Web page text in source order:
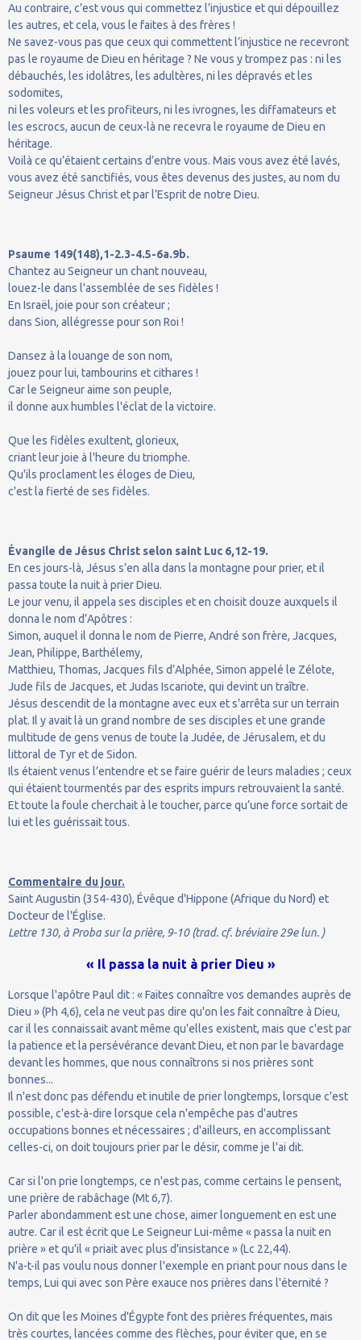
Au contraire, c’est vous qui commettez l’injustice et qui dépouillez
les autres, et cela, vous le faites à des frères !
Ne savez-vous pas que ceux qui commettent l’injustice ne recevront
pas le royaume de Dieu en héritage ? Ne vous y trompez pas : ni les
débauchés, les idolâtres, les adultères, ni les dépravés et les
sodomites,
ni les voleurs et les profiteurs, ni les ivrognes, les diffamateurs et
les escrocs, aucun de ceux-là ne recevra le royaume de Dieu en
héritage.
Voilà ce qu’étaient certains d’entre vous. Mais vous avez été lavés,
vous avez été sanctifiés, vous êtes devenus des justes, au nom du
Seigneur Jésus Christ et par l’Esprit de notre Dieu.
Psaume 149(148),1-2.3-4.5-6a.9b.
Chantez au Seigneur un chant nouveau,
louez-le dans l'assemblée de ses fidèles !
En Israël, joie pour son créateur ;
dans Sion, allégresse pour son Roi !
Dansez à la louange de son nom,
jouez pour lui, tambourins et cithares !
Car le Seigneur aime son peuple,
il donne aux humbles l'éclat de la victoire.
Que les fidèles exultent, glorieux,
criant leur joie à l'heure du triomphe.
Qu'ils proclament les éloges de Dieu,
c'est la fierté de ses fidèles.
Évangile de Jésus Christ selon saint Luc 6,12-19.
En ces jours-là, Jésus s’en alla dans la montagne pour prier, et il
passa toute la nuit à prier Dieu.
Le jour venu, il appela ses disciples et en choisit douze auxquels il
donna le nom d’Apôtres :
Simon, auquel il donna le nom de Pierre, André son frère, Jacques,
Jean, Philippe, Barthélemy,
Matthieu, Thomas, Jacques fils d’Alphée, Simon appelé le Zélote,
Jude fils de Jacques, et Judas Iscariote, qui devint un traître.
Jésus descendit de la montagne avec eux et s’arrêta sur un terrain
plat. Il y avait là un grand nombre de ses disciples et une grande
multitude de gens venus de toute la Judée, de Jérusalem, et du
littoral de Tyr et de Sidon.
Ils étaient venus l’entendre et se faire guérir de leurs maladies ; ceux
qui étaient tourmentés par des esprits impurs retrouvaient la santé.
Et toute la foule cherchait à le toucher, parce qu’une force sortait de
lui et les guérissait tous.
Commentaire du jour.
Saint Augustin (354-430), Évêque d'Hippone (Afrique du Nord) et
Docteur de l'Église.
Lettre 130, à Proba sur la prière, 9-10 (trad. cf. bréviaire 29e lun. )
« Il passa la nuit à prier Dieu »
Lorsque l'apôtre Paul dit : « Faites connaître vos demandes auprès de
Dieu » (Ph 4,6), cela ne veut pas dire qu'on les fait connaître à Dieu,
car il les connaissait avant même qu'elles existent, mais que c'est par
la patience et la persévérance devant Dieu, et non par le bavardage
devant les hommes, que nous connaîtrons si nos prières sont
bonnes...
Il n'est donc pas défendu et inutile de prier longtemps, lorsque c'est
possible, c'est-à-dire lorsque cela n'empêche pas d'autres
occupations bonnes et nécessaires ; d'ailleurs, en accomplissant
celles-ci, on doit toujours prier par le désir, comme je l'ai dit.
Car si l'on prie longtemps, ce n'est pas, comme certains le pensent,
une prière de rabâchage (Mt 6,7).
Parler abondamment est une chose, aimer longuement en est une
autre. Car il est écrit que Le Seigneur Lui-même « passa la nuit en
prière » et qu'il « priait avec plus d'insistance » (Lc 22,44).
N'a-t-il pas voulu nous donner l'exemple en priant pour nous dans le
temps, Lui qui avec son Père exauce nos prières dans l'éternité ?
On dit que les Moines d'Égypte font des prières fréquentes, mais
très courtes, lancées comme des flèches, pour éviter que, en se